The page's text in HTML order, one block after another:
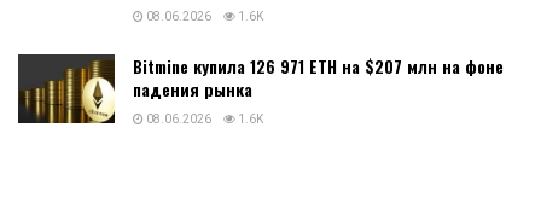
08.06.2026 1.6K
Bitmine купила 126 971 ETH на $207 млн на фоне
падения рынка
08.06.2026 1.6K